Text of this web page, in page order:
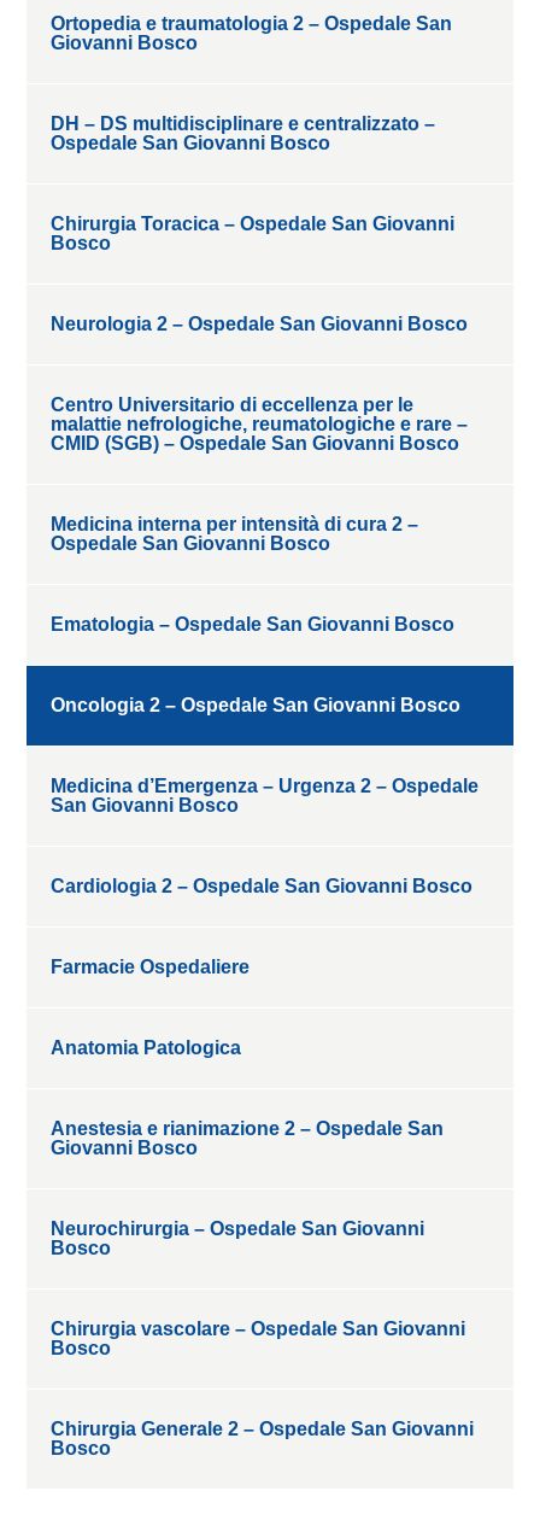
Ortopedia e traumatologia 2 – Ospedale San
Giovanni Bosco
DH – DS multidisciplinare e centralizzato –
Ospedale San Giovanni Bosco
Chirurgia Toracica – Ospedale San Giovanni
Bosco
Neurologia 2 – Ospedale San Giovanni Bosco
Centro Universitario di eccellenza per le
malattie nefrologiche, reumatologiche e rare –
CMID (SGB) – Ospedale San Giovanni Bosco
Medicina interna per intensità di cura 2 –
Ospedale San Giovanni Bosco
Ematologia – Ospedale San Giovanni Bosco
Oncologia 2 – Ospedale San Giovanni Bosco
Medicina d’Emergenza – Urgenza 2 – Ospedale
San Giovanni Bosco
Cardiologia 2 – Ospedale San Giovanni Bosco
Farmacie Ospedaliere
Anatomia Patologica
Anestesia e rianimazione 2 – Ospedale San
Giovanni Bosco
Neurochirurgia – Ospedale San Giovanni
Bosco
Chirurgia vascolare – Ospedale San Giovanni
Bosco
Chirurgia Generale 2 – Ospedale San Giovanni
Bosco